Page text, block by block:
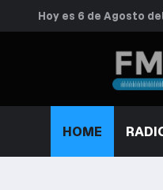
Hoy es 6 de Agosto
HOME